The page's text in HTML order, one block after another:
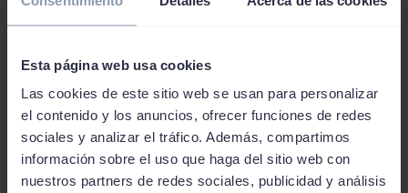
Esta página web usa cookies
Las cookies de este sitio web se usan para personalizar
el contenido y los anuncios, ofrecer funciones de redes
sociales y analizar el tráfico. Además, compartimos
información sobre el uso que haga del sitio web con
nuestros partners de redes sociales, publicidad y análisis
máxima de 75 años.
El TIN mínimo es del 110 % mientras que el máximo
alcanza el 300 %. Respecto a la TAE, el mínimo es de un
186 % y el máximo de un 1355 %.